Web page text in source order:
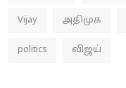
Vijay அதிமுக
politics விஜய்